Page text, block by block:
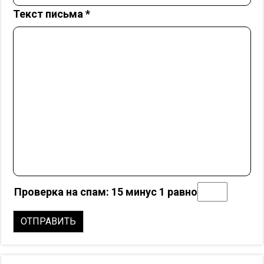
Текст письма *
Проверка на спам: 15 минус 1 равно
ОТПРАВИТЬ